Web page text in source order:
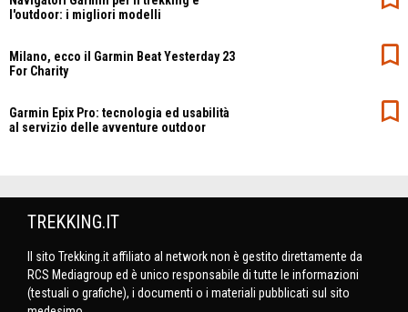
l'outdoor: i migliori modelli
Milano, ecco il Garmin Beat Yesterday 23
For Charity
Garmin Epix Pro: tecnologia ed usabilità
al servizio delle avventure outdoor
TREKKING.IT
Il sito Trekking.it affiliato al network non è gestito direttamente da
RCS Mediagroup ed è unico responsabile di tutte le informazioni
(testuali o grafiche), i documenti o i materiali pubblicati sul sito